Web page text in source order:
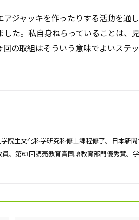
ジャッキを作ったりする活動を通
た。私自身ねらっていることは、
の取組はそういう意味でよいステ
院生文化科学研究科修士課程修了。日本新
、第63回読売教育賞国語教育部門優秀賞。